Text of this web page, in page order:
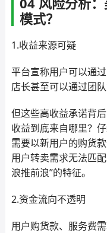
模式？
1.收益来源可疑
平台宣称用户可以通
店长甚至可以通过团
但这些高收益承诺背
收益到底来自哪里？
需要以新用户的购货
用户转卖需求无法匹
浪推前浪”的特征。
2.资金流向不透明
用户购货款、服务费